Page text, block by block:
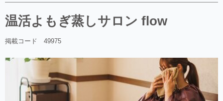
温活よもぎ蒸しサロン flow
掲載コード 49975